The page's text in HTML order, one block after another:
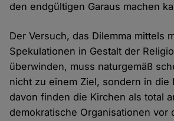
den endgültigen Garaus machen
Der Versuch, das Dilemma mittels
Spekulationen in Gestalt der
überwinden, muss naturgemäß
nicht zu einem Ziel, sondern in die
davon finden die Kirchen als total
demokratische Organisationen vor